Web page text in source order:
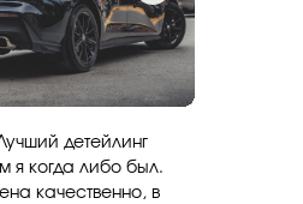
детейлинг
я когда либо был.
качественно, в